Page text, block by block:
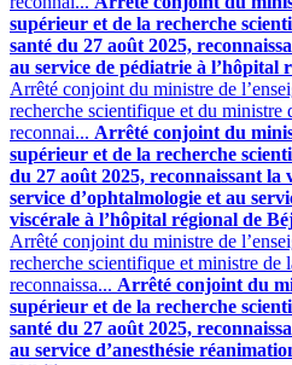
supérieur et de la recherche
santé du 27 août 2025,
au service de pédiatrie à l’hôpital
Arrêté conjoint du ministre de
recherche scientifique et du ministre
reconnai... Arrêté conjoint du
supérieur et de la recherche
du 27 août 2025, reconnaissant
service d’ophtalmologie et au
viscérale à l’hôpital régional de
Arrêté conjoint du ministre de
recherche scientifique et ministre de
reconnaissa... Arrêté conjoint du
supérieur et de la recherche
santé du 27 août 2025,
au service d’anesthésie